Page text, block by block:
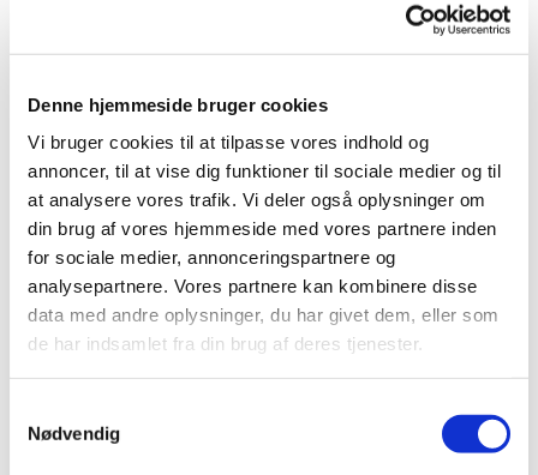
Denne hjemmeside bruger cookies
Vi bruger cookies til at tilpasse vores indhold og
annoncer, til at vise dig funktioner til sociale medier og til
at analysere vores trafik. Vi deler også oplysninger om
din brug af vores hjemmeside med vores partnere inden
for sociale medier, annonceringspartnere og
analysepartnere. Vores partnere kan kombinere disse
data med andre oplysninger, du har givet dem, eller som
de har indsamlet fra din brug af deres tjenester.
Nødvendig
Morgensang i Als kirke
Syng dagen godt i gang med organisten Mimi Barkmann,
som fire tirsdag morgener i juli byder indenfor til
morgensang i Als kirke.
Mimi vil vælge to sange fra Højskolesangen, som vi lægger
ud med. Derefter er der frit valg til at vælge den sang, du
gerne vil synge.
Der er ingen tilmelding. Du dukker bare op, og der plads
til alle, som kan lide at synge. Efter 45 minutters fællesang
er der kaffe på kanden. Og så er du klar til at begive dig ud